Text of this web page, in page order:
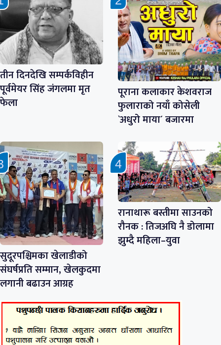
तीन दिनदेखि सम्पर्कविहीन
पूर्वमेयर सिंह जंगलमा मृत
फेला
पूराना कलाकार केशवराज
फुलाराको नयाँ कोसेली
`अधुरो माया´ बजारमा
सुदूरपश्चिमका खेलाडीको
संघर्षप्रति सम्मान, खेलकुदमा
लगानी बढाउन आग्रह
रानाथारू बस्तीमा साउनको
रौनक : तिजअघि नै डोलामा
झुम्दै महिला–युवा